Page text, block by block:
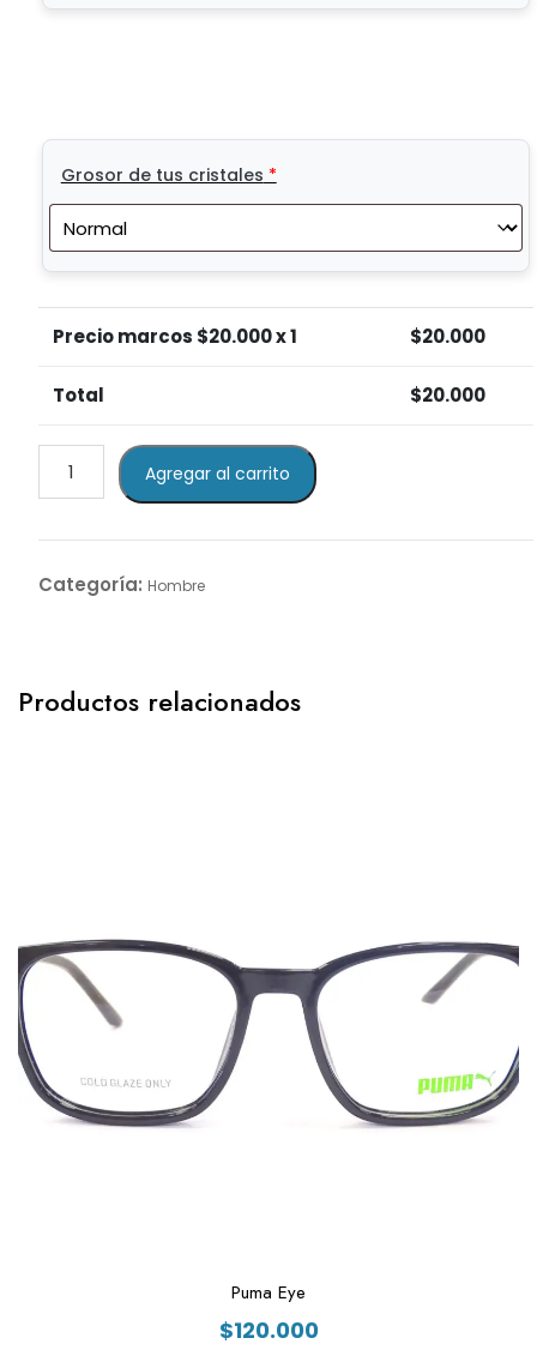
Grosor de tus cristales *
Precio marcos $20.000x 1 $20.000
Total $20.000
Brown
Agregar al carrito
Categoría: Hombre
Productos relacionados
Puma Eye
$120.000